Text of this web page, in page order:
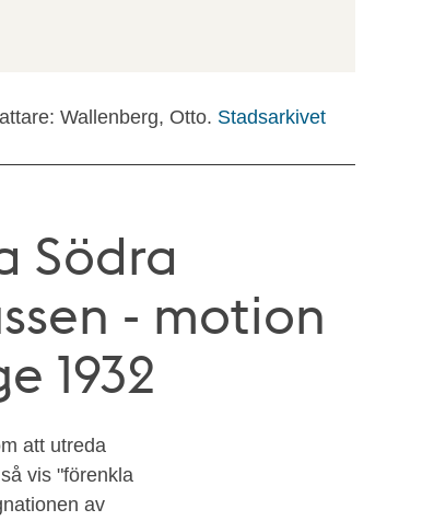
Wallenberg, Otto. Stadsarkivet
Södra
- motion
1932
att utreda
vis "förenkla
av